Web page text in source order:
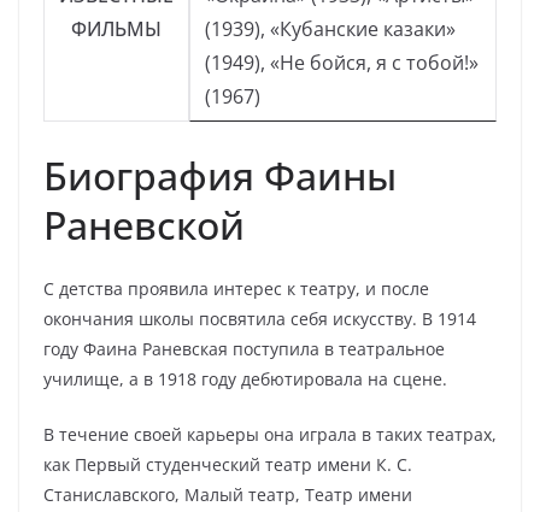
ФИЛЬМЫ
(1939), «Кубанские казаки»
(1949), «Не бойся, я с тобой!»
(1967)
Биография Фаины
Раневской
С детства проявила интерес к театру, и после
окончания школы посвятила себя искусству. В 1914
году Фаина Раневская поступила в театральное
училище, а в 1918 году дебютировала на сцене.
В течение своей карьеры она играла в таких театрах,
как Первый студенческий театр имени К. С.
Станиславского, Малый театр, Театр имени